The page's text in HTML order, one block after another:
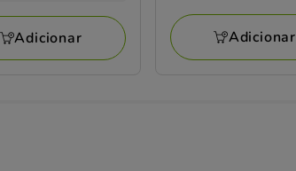
Adicionar
11.22€
Adicionar